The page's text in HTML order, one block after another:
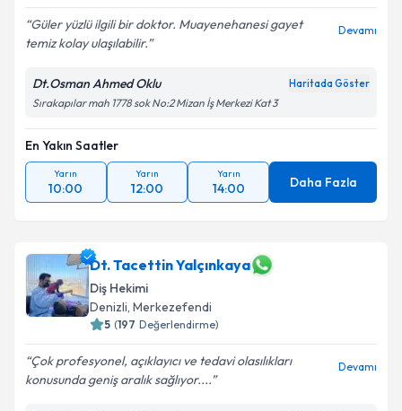
Güler yüzlü ilgili bir doktor. Muayenehanesi gayet
temiz kolay ulaşılabilir.
Devamı
Dt.Osman Ahmed Oklu Haritada Göster
Sırakapılar mah 1778 sok No:2 Mizan İş Merkezi Kat 3
En Yakın Saatler
Yarın
10:00
Yarın
12:00
Yarın
14:00 Daha Fazla
Dt. Tacettin Yalçınkaya
Diş Hekimi
Denizli, Merkezefendi
5 (197 Değerlendirme)
Çok profesyonel, açıklayıcı ve tedavi olasılıkları
konusunda geniş aralık sağlıyor....
Devamı